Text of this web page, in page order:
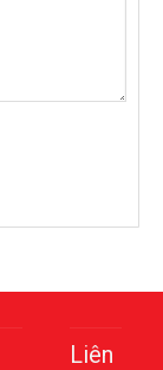
Liên